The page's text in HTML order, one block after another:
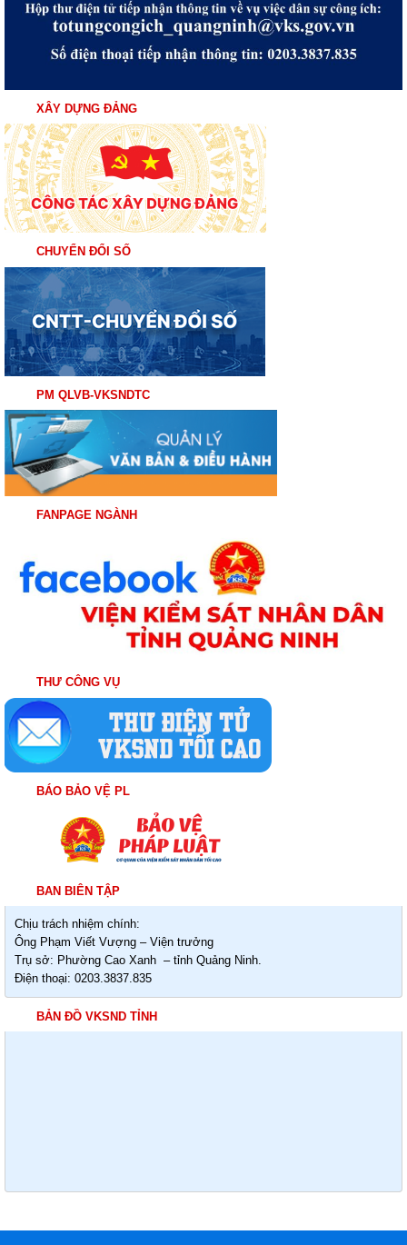
XÂY DỰNG ĐẢNG
CHUYỂN ĐỔI SỐ
PM QLVB-VKSNDTC
FANPAGE NGÀNH
THƯ CÔNG VỤ
BÁO BẢO VỆ PL
BAN BIÊN TẬP
Chịu trách nhiệm chính:
Ông Phạm Viết Vượng – Viện trưởng
Trụ sở: Phường Cao Xanh – tỉnh Quảng Ninh.
Điện thoại: 0203.3837.835
BẢN ĐỒ VKSND TỈNH